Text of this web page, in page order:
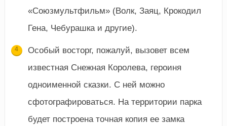
«Союзмультфильм» (Волк, Заяц, Крокодил
Гена, Чебурашка и другие).
Особый восторг, пожалуй, вызовет всем
известная Снежная Королева, героиня
одноименной сказки. С ней можно
сфотографироваться. На территории парка
будет построена точная копия ее замка